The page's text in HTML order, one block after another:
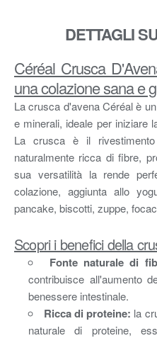
DETTAGLI
Céréal Crusca
una colazione sana e
La crusca d'avena Céréal è
e minerali, ideale per iniziare
La crusca è il
naturalmente ricca di fibre,
sua versatilità la rende
colazione, aggiunta allo
pancake, biscotti, zuppe,
Scopri i benefici della
Fonte naturale di
contribuisce all'aumento
benessere intestinale.
Ricca di proteine: la
naturale di proteine,